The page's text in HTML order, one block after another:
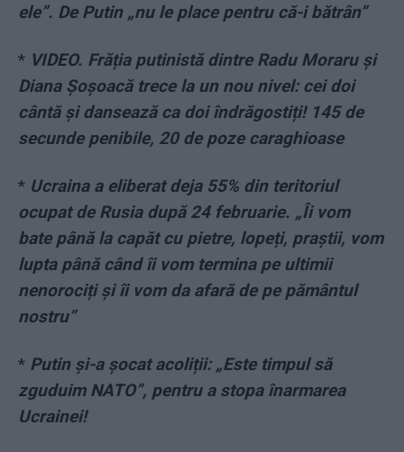
ele”. De Putin „nu le place pentru că-i bătrân”
* VIDEO. Frăția putinistă dintre Radu Moraru și
Diana Șoșoacă trece la un nou nivel: cei doi
cântă și dansează ca doi îndrăgostiți! 145 de
secunde penibile, 20 de poze caraghioase
* Ucraina a eliberat deja 55% din teritoriul
ocupat de Rusia după 24 februarie. „Îi vom
bate până la capăt cu pietre, lopeți, praștii, vom
lupta până când îi vom termina pe ultimii
nenorociți și îi vom da afară de pe pământul
nostru”
* Putin și-a șocat acoliții: „Este timpul să
zguduim NATO”, pentru a stopa înarmarea
Ucrainei!